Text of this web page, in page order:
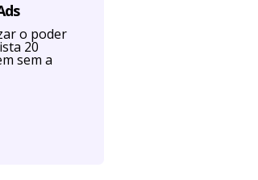
o poder
20
sem a